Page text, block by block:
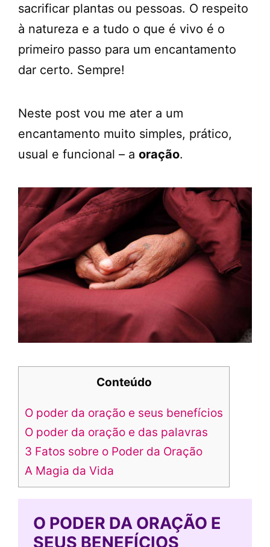
sacrificar plantas ou pessoas. O respeito
à natureza e a tudo o que é vivo é o
primeiro passo para um encantamento
dar certo. Sempre!
Neste post vou me ater a um
encantamento muito simples, prático,
usual e funcional – a oração.
Conteúdo
O poder da oração e seus benefícios
O poder da oração e das palavras
3 Fatos sobre o Poder da Oração
A Magia da Vida
O PODER DA ORAÇÃO E
SEUS BENEFÍCIOS